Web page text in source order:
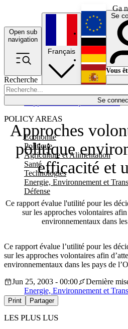
Ga
Open sub
navigation
Recherche
Se
POLICY AREAS
Economie
Politique
Agriculture et Alimentation
Santé
Technologies
Energie, Environnement et
Défense
Économie
Français
English
Deutsch
Se
Vous
Approches
politique
efficacité et
Ce rapport évalue l'utilité pour les
sur les approches volontaires
environnementaux dans
Ce rapport évalue l’utilité pour les
sur les approches volontaires afin
environnementaux dans les pays de
Jun 25, 2003 - 00:00
Dernière
Energie, Environnement et
Print Partager
LES PLUS LUS